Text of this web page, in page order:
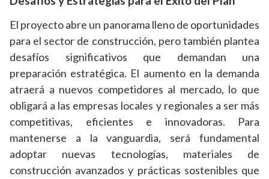
El proyecto abre un panorama lleno de oportunidades
para el sector de construcción, pero también plantea
desafíos significativos que demandan una
preparación estratégica. El aumento en la demanda
atraerá a nuevos competidores al mercado, lo que
obligará a las empresas locales y regionales a ser más
competitivas, eficientes e innovadoras. Para
mantenerse a la vanguardia, será fundamental
adoptar nuevas tecnologías, materiales de
construcción avanzados y prácticas sostenibles que